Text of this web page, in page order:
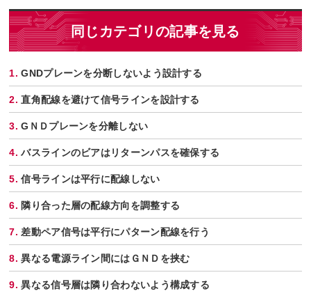
同じカテゴリの記事を見る
GNDプレーンを分断しないよう設計する
直角配線を避けて信号ラインを設計する
GＮＤプレーンを分離しない
バスラインのビアはリターンパスを確保する
信号ラインは平行に配線しない
隣り合った層の配線方向を調整する
差動ペア信号は平行にパターン配線を行う
異なる電源ライン間にはＧＮＤを挟む
異なる信号層は隣り合わないよう構成する